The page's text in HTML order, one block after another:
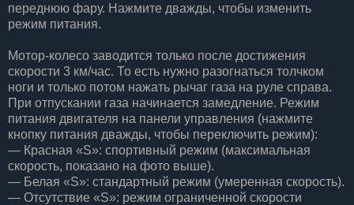
переднюю фару. Нажмите дважды, чтобы изменить
режим питания.
Мотор-колесо заводится только после достижения
скорости 3 км/час. То есть нужно разогнаться толчком
ноги и только потом нажать рычаг газа на руле справа.
При отпускании газа начинается замедление. Режим
питания двигателя на панели управления (нажмите
кнопку питания дважды, чтобы переключить режим):
— Красная «S»: спортивный режим (максимальная
скорость, показано на фото выше).
— Белая «S»: стандартный режим (умеренная скорость).
— Отсутствие «S»: режим ограниченной скорости